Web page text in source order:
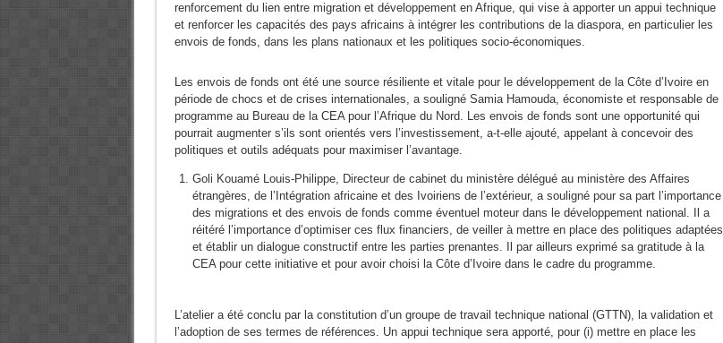
renforcement du lien entre migration et développement en Afrique, qui vise à apporter un appui technique
et renforcer les capacités des pays africains à intégrer les contributions de la diaspora, en particulier les
envois de fonds, dans les plans nationaux et les politiques socio-économiques.
Les envois de fonds ont été une source résiliente et vitale pour le développement de la Côte d’Ivoire en
période de chocs et de crises internationales, a souligné Samia Hamouda, économiste et responsable de
programme au Bureau de la CEA pour l’Afrique du Nord. Les envois de fonds sont une opportunité qui
pourrait augmenter s’ils sont orientés vers l’investissement, a-t-elle ajouté, appelant à concevoir des
politiques et outils adéquats pour maximiser l’avantage.
Goli Kouamé Louis-Philippe, Directeur de cabinet du ministère délégué au ministère des Affaires
étrangères, de l’Intégration africaine et des Ivoiriens de l’extérieur, a souligné pour sa part l’importance
des migrations et des envois de fonds comme éventuel moteur dans le développement national. Il a
réitéré l’importance d’optimiser ces flux financiers, de veiller à mettre en place des politiques adaptées
et établir un dialogue constructif entre les parties prenantes. Il par ailleurs exprimé sa gratitude à la
CEA pour cette initiative et pour avoir choisi la Côte d’Ivoire dans le cadre du programme.
L’atelier a été conclu par la constitution d’un groupe de travail technique national (GTTN), la validation et
l’adoption de ses termes de références. Un appui technique sera apporté, pour (i) mettre en place les